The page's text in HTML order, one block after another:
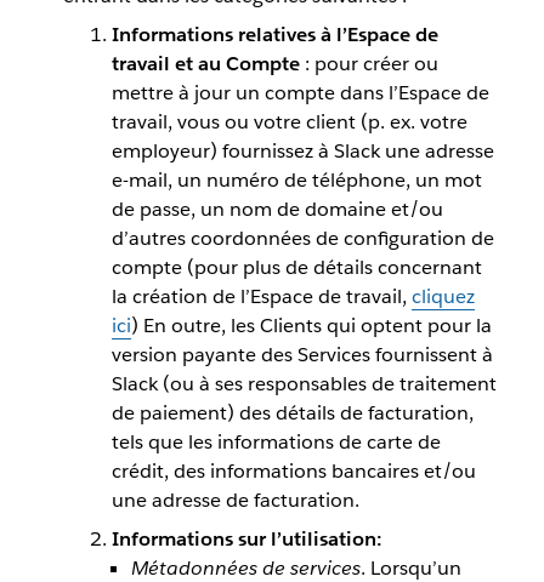
Informations relatives à l’Espace de
travail et au Compte: pour créer ou
mettre à jour un compte dans l’Espace de
travail, vous ou votre client (p. ex. votre
employeur) fournissez à Slack une adresse
e-mail, un numéro de téléphone, un mot
de passe, un nom de domaine et/ou
d’autres coordonnées de configuration de
compte (pour plus de détails concernant
la création de l’Espace de travail, cliquez
ici) En outre, les Clients qui optent pour la
version payante des Services fournissent à
Slack (ou à ses responsables de traitement
de paiement) des détails de facturation,
tels que les informations de carte de
crédit, des informations bancaires et/ou
une adresse de facturation.
Informations sur l’utilisation:
Métadonnées de services. Lorsqu’un